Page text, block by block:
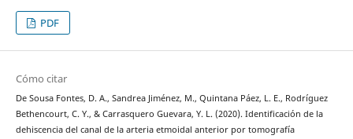
PDF
Cómo citar
De Sousa Fontes, D. A., Sandrea Jiménez, M., Quintana Páez, L. E., Rodríguez
Bethencourt, C. Y., & Carrasquero Guevara, Y. L. (2020). Identificación de la
dehiscencia del canal de la arteria etmoidal anterior por tomografía